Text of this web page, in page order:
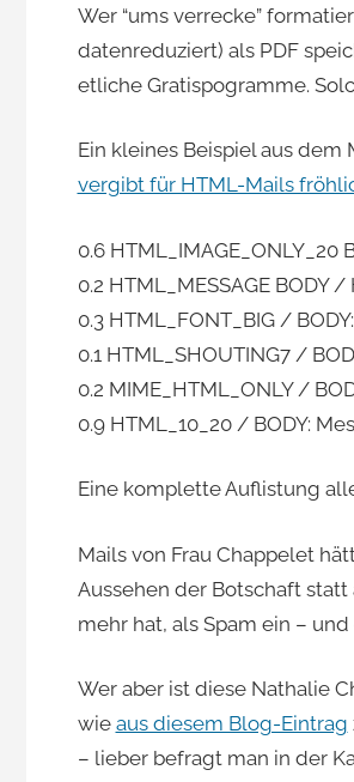
Wer “ums verrecke”
datenreduziert) als PDF
etliche Gratispogramme.
Ein kleines Beispiel aus dem
vergibt für HTML-Mails
0.6
0.2 HTML_MESSAGE
0.3 HTML_FONT_BIG /
0.1 HTML_SHOUTING7 /
0.2 MIME_HTML_ONLY /
0.9 HTML_10_20 / BODY:
Eine komplette Auflistung
Mails von Frau Chappelet
Aussehen der Botschaft
mehr hat, als Spam ein –
Wer aber ist diese Nathalie
wie aus diesem Blog-Eintrag
– lieber befragt man in der